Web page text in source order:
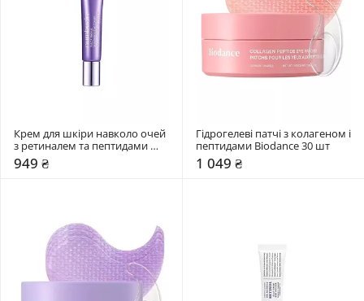
Крем для шкіри навколо очей
з ретиналем та пептидами
Numbuzin 20 мл
949 ₴
Гідрогелеві патчі з колагеном і
пептидами Biodance 30 шт
1 049 ₴